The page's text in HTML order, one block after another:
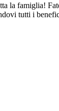
la famiglia!
tutti i